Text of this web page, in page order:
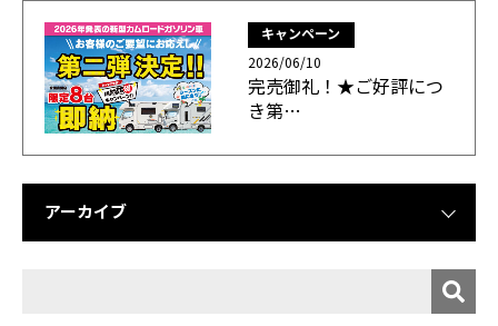
キャンペーン
2026/06/10
完売御礼！★ご好評につ
き第…
アーカイブ